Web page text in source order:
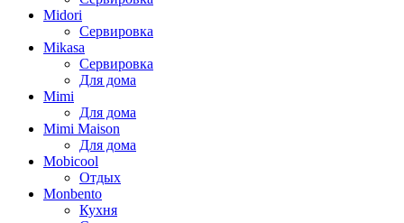
Midori
Сервировка
Mikasa
Сервировка
Для дома
Mimi
Для дома
Mimi Maison
Для дома
Mobicool
Отдых
Monbento
Кухня